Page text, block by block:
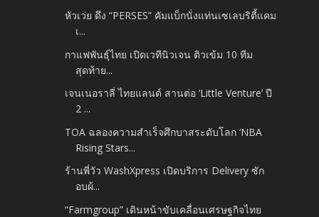
หัวเว่ย ดึง “PERSES” คัมแบ็กนั่งแท่นเซเลบริตี้แคม
เ...
กาแฟพันธุ์ไทย เปิดเวทีนิวเจน ติวเข้ม 10 ทีม
สุดท้าย...
เจนเนอราลี่ ไทยแลนด์ สานต่อ ‘Little Venture’ ปี
2 ...
TOA ฉลองความสำเร็จศึกบาสระดับโลก ‘NBA
Rising Stars...
ร้านพี่วัว WashXpress เปิดบริการ Delivery ซัก
อบผ้...
“Farmgroup” เดินหน้าขับเคลื่อนเศรษฐกิจไทย